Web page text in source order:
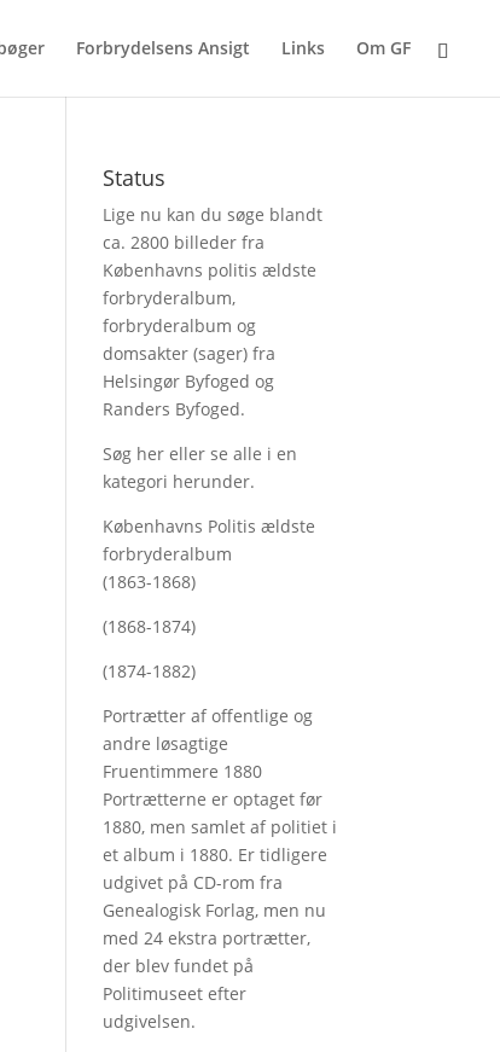
Forbrydelsens Ansigt Links Om GF
Status
Lige nu kan du søge blandt
ca. 2800 billeder fra
Københavns politis ældste
forbryderalbum,
forbryderalbum og
domsakter (sager) fra
Helsingør Byfoged og
Randers Byfoged.
Søg her eller se alle i en
kategori herunder.
Københavns Politis ældste
forbryderalbum
(1863-1868)
(1868-1874)
(1874-1882)
Portrætter af offentlige og
andre løsagtige
Fruentimmere 1880
Portrætterne er optaget før
1880, men samlet af politiet i
et album i 1880. Er tidligere
udgivet på CD-rom fra
Genealogisk Forlag, men nu
med24 ekstra portrætter,
der blev fundet på
Politimuseet efter
udgivelsen.